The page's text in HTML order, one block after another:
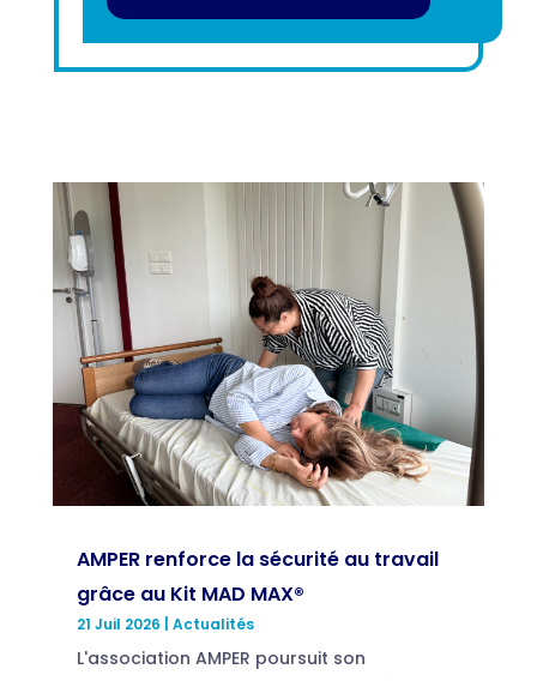
AMPER renforce la sécurité au travail
grâce au Kit MAD MAX®
21 Juil 2026 Actualités
L'association AMPER poursuit son